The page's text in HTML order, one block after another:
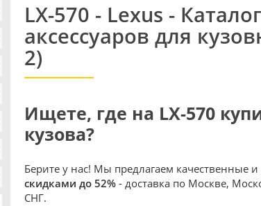
LX-570 - Lexus -
аксессуаров для
2)
Ищете, где на LX-570
кузова?
Берите у нас! Мы предлагаем качественные и
скидками до 52% - доставка по Москве,
СНГ.